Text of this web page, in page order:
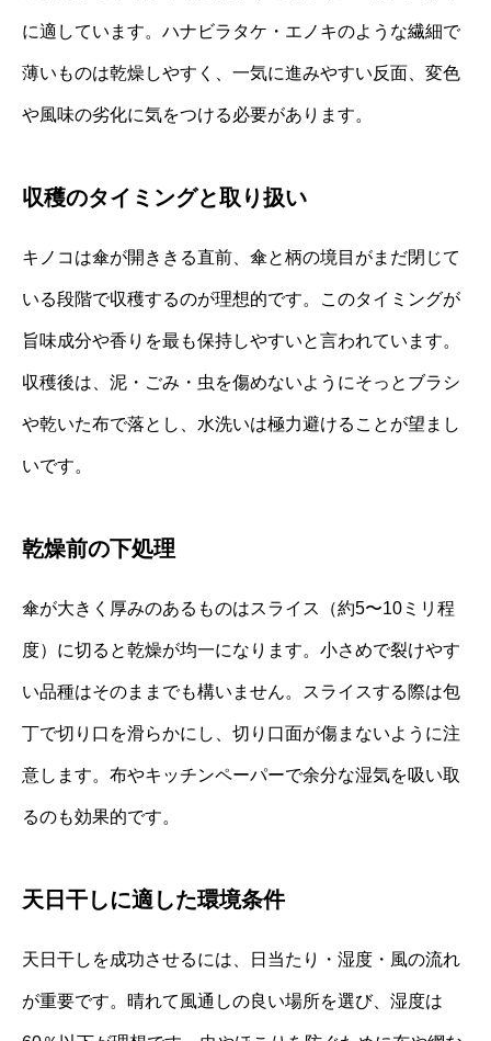
に適しています。ハナビラタケ・エノキのような繊細で
薄いものは乾燥しやすく、一気に進みやすい反面、変色
や風味の劣化に気をつける必要があります。
収穫のタイミングと取り扱い
キノコは傘が開ききる直前、傘と柄の境目がまだ閉じて
いる段階で収穫するのが理想的です。このタイミングが
旨味成分や香りを最も保持しやすいと言われています。
収穫後は、泥・ごみ・虫を傷めないようにそっとブラシ
や乾いた布で落とし、水洗いは極力避けることが望まし
いです。
乾燥前の下処理
傘が大きく厚みのあるものはスライス（約5〜10ミリ程
度）に切ると乾燥が均一になります。小さめで裂けやす
い品種はそのままでも構いません。スライスする際は包
丁で切り口を滑らかにし、切り口面が傷まないように注
意します。布やキッチンペーパーで余分な湿気を吸い取
るのも効果的です。
天日干しに適した環境条件
天日干しを成功させるには、日当たり・湿度・風の流れ
が重要です。晴れて風通しの良い場所を選び、湿度は